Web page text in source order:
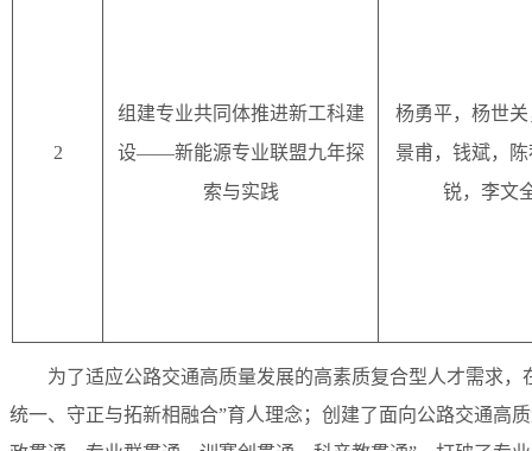
2
组建专业共同体推进新工科建
设——新能源专业联盟九年探
索与实践
杨勇平，杨世
景甫，钱斌，
锐，李文
为了适应公路交通高质量发展的高素质复合型人才需求
统一、守正与拓新相融合”育人理念；创建了面向公路交通高